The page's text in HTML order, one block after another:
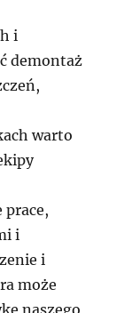
i
demontaż
warto
prace,
i
i
może
naszego